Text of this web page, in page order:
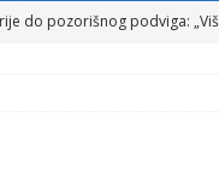
do pozorišnog podviga:
i čovjek: „Equilibrium“